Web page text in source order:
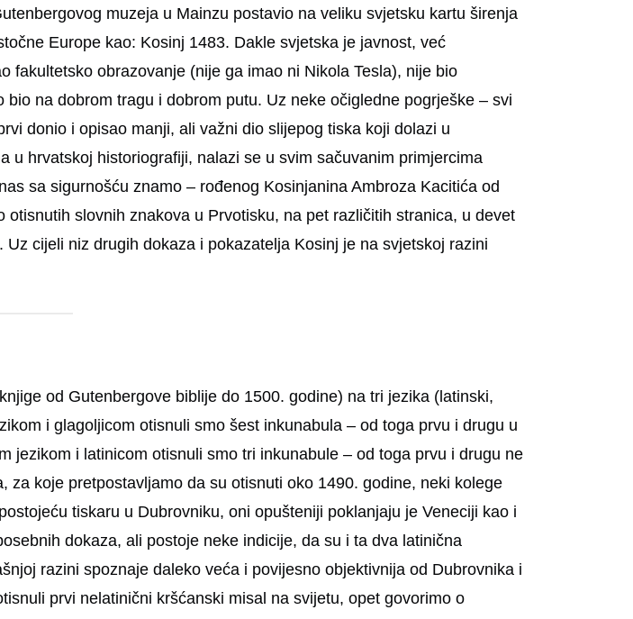
muzeja u Mainzu postavio na veliku svjetsku kartu širenja
Europe kao: Kosinj 1483. Dakle svjetska je javnost, već
fakultetsko obrazovanje (nije ga imao ni Nikola Tesla), nije bio
na dobrom tragu i dobrom putu. Uz neke očigledne pogrješke – svi
donio i opisao manji, ali važni dio slijepog tiska koji dolazi u
u hrvatskoj historiografiji, nalazi se u svim sačuvanim primjercima
sa sigurnošću znamo – rođenog Kosinjanina Ambroza Kacitića od
slovnih znakova u Prvotisku, na pet različitih stranica, u devet
cijeli niz drugih dokaza i pokazatelja Kosinj je na svjetskoj razini
od Gutenbergove biblije do 1500. godine) na tri jezika (latinski,
i glagoljicom otisnuli smo šest inkunabula – od toga prvu i drugu u
jezikom i latinicom otisnuli smo tri inkunabule – od toga prvu i drugu ne
koje pretpostavljamo da su otisnuti oko 1490. godine, neki kolege
tiskaru u Dubrovniku, oni opušteniji poklanjaju je Veneciji kao i
dokaza, ali postoje neke indicije, da su i ta dva latinična
razini spoznaje daleko veća i povijesno objektivnija od Dubrovnika i
prvi nelatinični kršćanski misal na svijetu, opet govorimo o